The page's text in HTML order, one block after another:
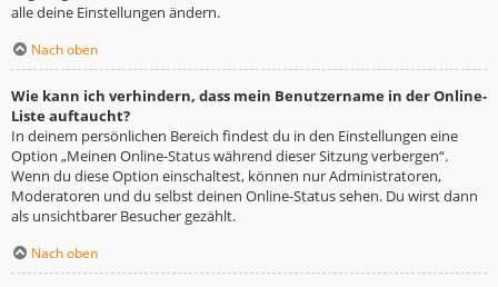
alle deine Einstellungen ändern.
Nach oben
Wie kann ich verhindern, dass mein Benutzername in der Online-
Liste auftaucht?
In deinem persönlichen Bereich findest du in den Einstellungen eine
Option „Meinen Online-Status während dieser Sitzung verbergen“.
Wenn du diese Option einschaltest, können nur Administratoren,
Moderatoren und du selbst deinen Online-Status sehen. Du wirst dann
als unsichtbarer Besucher gezählt.
Nach oben